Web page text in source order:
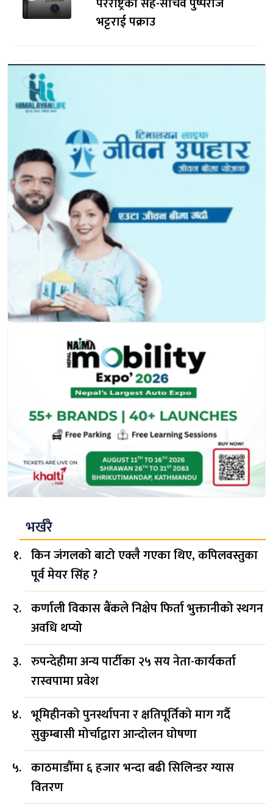
भट्टराई पक्राउ
भर्खरै
किन जंगलको बाटो एक्लै गएका थिए, कपिलवस्तुका
पूर्व मेयर सिंह ?
कर्णाली विकास बैंकले निक्षेप फिर्ता भुक्तानीको स्थगन
अवधि थप्यो
रुपन्देहीमा अन्य पार्टीका २५ सय नेता-कार्यकर्ता
रास्वपामा प्रवेश
भूमिहीनको पुनर्स्थापना र क्षतिपूर्तिको माग गर्दै
सुकुम्बासी मोर्चाद्वारा आन्दोलन घोषणा
काठमाडौँमा ६ हजार भन्दा बढी सिलिन्डर ग्यास
वितरण